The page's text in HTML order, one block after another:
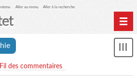
Aller au menu Aller à la recherche
Spéléologie
Fil des commentaires